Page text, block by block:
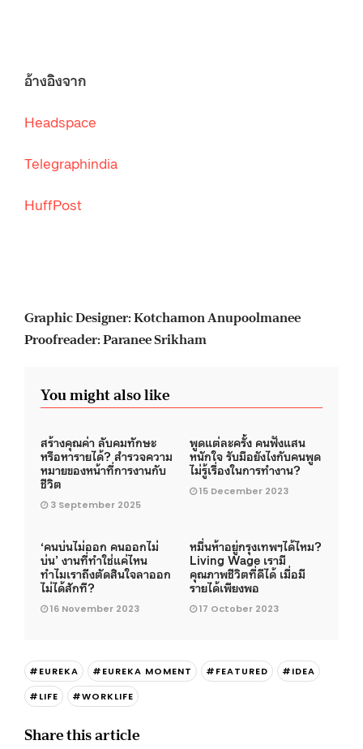
อ้างอิงจาก
Headspace
Telegraphindia
HuffPost
Graphic Designer: Kotchamon Anupoolmanee
Proofreader: Paranee Srikham
You might also like
สร้างคุณค่า ลับคมทักษะ
หรือหารายได้? สำรวจความ
หมายของหน้าที่การงานกับ
ชีวิต
3 September 2025
พูดแต่ละครั้ง คนฟังแสน
หนักใจ รับมือยังไงกับคนพูด
ไม่รู้เรื่องในการทำงาน?
15 December 2023
‘คนบ่นไม่ออก คนออกไม่
บ่น’ งานที่ทำใช่แค่ไหน
ทำไมเราถึงตัดสินใจลาออก
ไม่ได้สักที?
16 November 2023
หมื่นห้าอยู่กรุงเทพฯได้ไหม?
Living Wage เรามี
คุณภาพชีวิตที่ดีได้ เมื่อมี
รายได้เพียงพอ
17 October 2023
#EUREKA #EUREKA MOMENT #FEATURED
#IDEA
#LIFE
#WORKLIFE
Share this article